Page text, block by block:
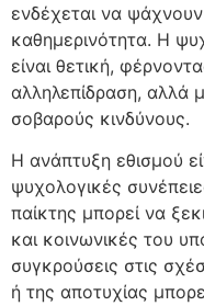
ενδέχεται να
καθημερινότητα. Η
είναι θετική,
αλληλεπίδραση, αλλά
σοβαρούς κινδύνους.
Η ανάπτυξη εθισμού
ψυχολογικές
παίκτης μπορεί να
και κοινωνικές του
συγκρούσεις στις
ή της αποτυχίας